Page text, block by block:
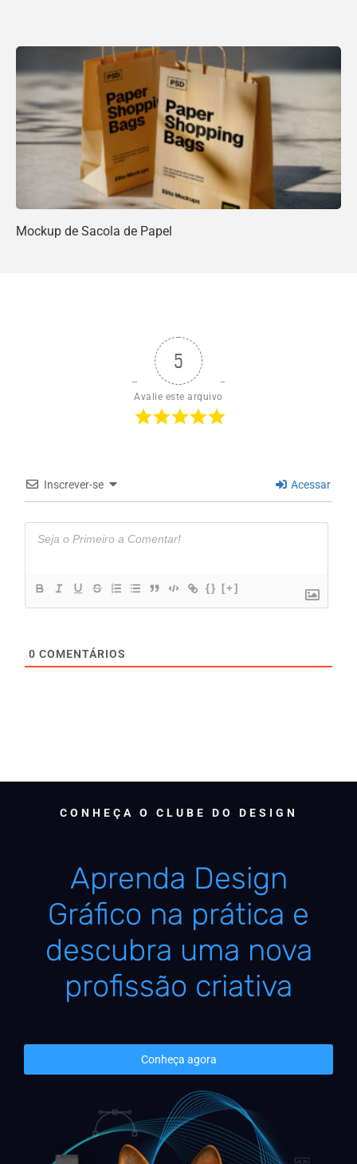
Mockup de Sacola de Papel
5
Avalie este arquivo
Inscrever-se Acessar
{} [+]
0 COMENTÁRIOS
CONHEÇA O CLUBE DO DESIGN
Aprenda Design
Gráfico na prática e
descubra uma nova
profissão criativa
Conheça agora